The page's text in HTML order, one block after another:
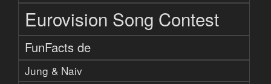
Eurovision Song Contest
FunFacts de
Jung & Naiv